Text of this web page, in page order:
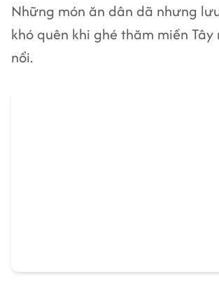
Những món ăn dân dã nhưng
khó quên khi ghé thăm miền
nổi.